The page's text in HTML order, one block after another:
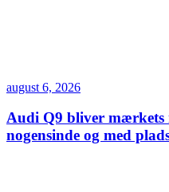
august 6, 2026
Audi Q9 bliver mærkets
nogensinde og med